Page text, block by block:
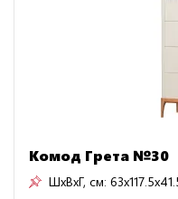
Комод Грета №30
ШxВxГ, см: